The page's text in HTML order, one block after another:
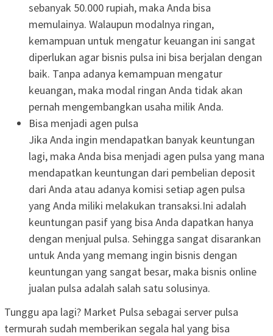
sebanyak 50.000 rupiah, maka Anda bisa
memulainya. Walaupun modalnya ringan,
kemampuan untuk mengatur keuangan ini sangat
diperlukan agar bisnis pulsa ini bisa berjalan dengan
baik. Tanpa adanya kemampuan mengatur
keuangan, maka modal ringan Anda tidak akan
pernah mengembangkan usaha milik Anda.
Bisa menjadi agen pulsa
Jika Anda ingin mendapatkan banyak keuntungan
lagi, maka Anda bisa menjadi agen pulsa yang mana
mendapatkan keuntungan dari pembelian deposit
dari Anda atau adanya komisi setiap agen pulsa
yang Anda miliki melakukan transaksi.Ini adalah
keuntungan pasif yang bisa Anda dapatkan hanya
dengan menjual pulsa. Sehingga sangat disarankan
untuk Anda yang memang ingin bisnis dengan
keuntungan yang sangat besar, maka bisnis online
jualan pulsa adalah salah satu solusinya.
Tunggu apa lagi? Market Pulsa sebagai server pulsa
termurah sudah memberikan segala hal yang bisa